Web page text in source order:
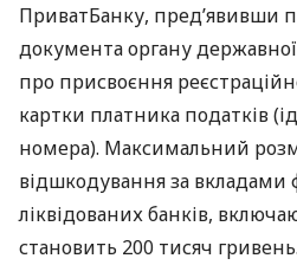
ПриватБанку, пред’явивши
документа органу
про присвоєння
картки платника податків
номера). Максимальний
відшкодування за вкладами
ліквідованих банків,
становить 200 тисяч гривень.